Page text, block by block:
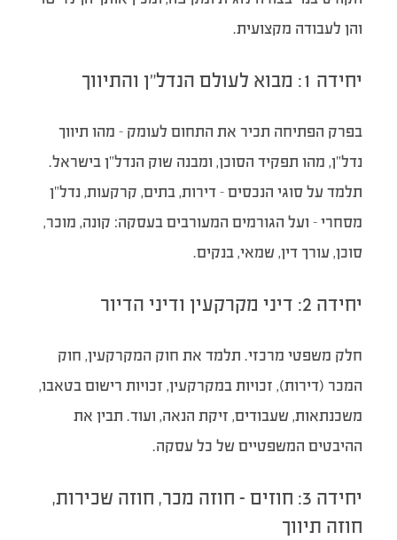
והן לעבודה מקצועית.
יחידה 1: מבוא לעולם הנדל”ן והתיווך
בפרק הפתיחה תכיר את התחום לעומק – מהו תיווך
נדל”ן, מהו תפקיד הסוכן, ומבנה שוק הנדל”ן בישראל.
תלמד על סוגי הנכסים – דירות, בתים, קרקעות, נדל”ן
מסחרי – ועל הגורמים המעורבים בעסקה: קונה, מוכר,
סוכן, עורך דין, שמאי, בנקים.
יחידה 2: דיני מקרקעין ודיני הדיור
חלק משפטי מרכזי. תלמד את חוק המקרקעין, חוק
המכר (דירות), זכויות במקרקעין, זכויות רישום בטאבו,
משכנתאות, שעבודים, זיקת הנאה, ועוד. תבין את
ההיבטים המשפטיים של כל עסקה.
יחידה 3: חוזים – חוזה מכר, חוזה שכירות,
חוזה תיווך